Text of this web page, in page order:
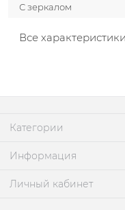
С зеркалом
Все характеристики
Категории
Информация
Личный кабинет